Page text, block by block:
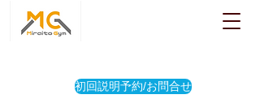
初回説明予約/お問合せ